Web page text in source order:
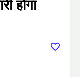
होगा